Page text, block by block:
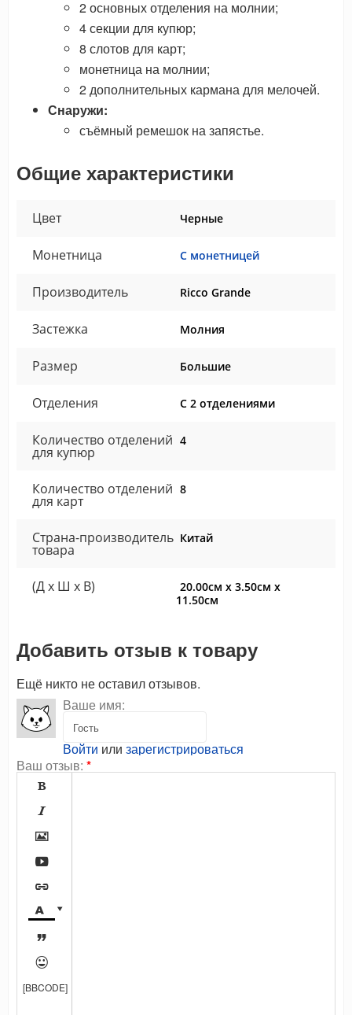
2 основных отделения на молнии;
4 секции для купюр;
8 слотов для карт;
монетница на молнии;
2 дополнительных кармана для мелочей.
Снаружи:
съёмный ремешок на запястье.
Общие характеристики
Цвет Черные
Монетница С монетницей
Производитель Ricco Grande
Застежка Молния
Размер Большие
Отделения С 2 отделениями
Количество отделений
для купюр
4
Количество отделений
для карт
8
Страна-производитель
товара
Китай
(Д x Ш x В)
20.00см x 3.50см x
11.50см
Добавить отзыв к товару
Ещё никто не оставил отзывов.
Ваше имя:
Войти или зарегистрироваться
Ваш отзыв: *









[BBCODE]